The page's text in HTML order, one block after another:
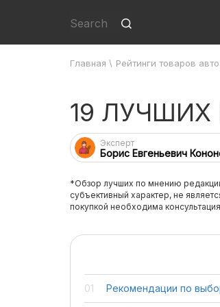
Главная \ Рейтинги товаров
19
Эксперт
Борис Евгеньевич
*Обзор лучших по мнению
субъективный характер, не
покупкой необходима
Рекомендации по